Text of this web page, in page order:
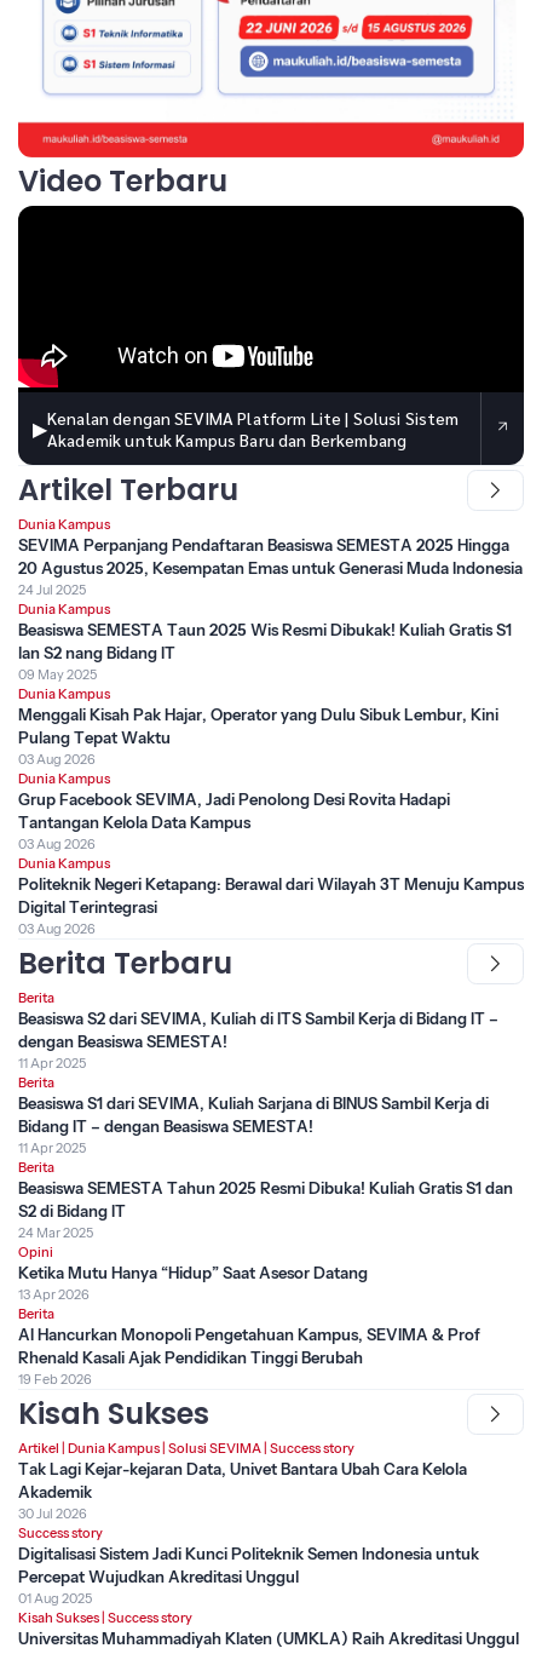
Video Terbaru
▶Kenalan dengan SEVIMA Platform Lite | Solusi Sistem
Akademik untuk Kampus Baru dan Berkembang
Artikel Terbaru
Dunia Kampus
SEVIMA Perpanjang Pendaftaran Beasiswa SEMESTA 2025 Hingga
20 Agustus 2025, Kesempatan Emas untuk Generasi Muda Indonesia
24 Jul 2025
Dunia Kampus
Beasiswa SEMESTA Taun 2025 Wis Resmi Dibukak! Kuliah Gratis S1
lan S2 nang Bidang IT
09 May 2025
Dunia Kampus
Menggali Kisah Pak Hajar, Operator yang Dulu Sibuk Lembur, Kini
Pulang Tepat Waktu
03 Aug 2026
Dunia Kampus
Grup Facebook SEVIMA, Jadi Penolong Desi Rovita Hadapi
Tantangan Kelola Data Kampus
03 Aug 2026
Dunia Kampus
Politeknik Negeri Ketapang: Berawal dari Wilayah 3T Menuju Kampus
Digital Terintegrasi
03 Aug 2026
Berita Terbaru
Berita
Beasiswa S2 dari SEVIMA, Kuliah di ITS Sambil Kerja di Bidang IT –
dengan Beasiswa SEMESTA!
11 Apr 2025
Berita
Beasiswa S1 dari SEVIMA, Kuliah Sarjana di BINUS Sambil Kerja di
Bidang IT – dengan Beasiswa SEMESTA!
11 Apr 2025
Berita
Beasiswa SEMESTA Tahun 2025 Resmi Dibuka! Kuliah Gratis S1 dan
S2 di Bidang IT
24 Mar 2025
Opini
Ketika Mutu Hanya “Hidup” Saat Asesor Datang
13 Apr 2026
Berita
AI Hancurkan Monopoli Pengetahuan Kampus, SEVIMA & Prof
Rhenald Kasali Ajak Pendidikan Tinggi Berubah
19 Feb 2026
Kisah Sukses
Artikel | Dunia Kampus | Solusi SEVIMA | Success story
Tak Lagi Kejar-kejaran Data, Univet Bantara Ubah Cara Kelola
Akademik
30 Jul 2026
Success story
Digitalisasi Sistem Jadi Kunci Politeknik Semen Indonesia untuk
Percepat Wujudkan Akreditasi Unggul
01 Aug 2025
Kisah Sukses | Success story
Universitas Muhammadiyah Klaten (UMKLA) Raih Akreditasi Unggul